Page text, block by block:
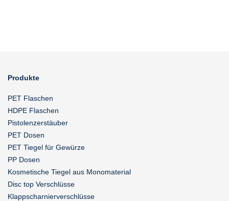
Produkte
PET Flaschen
HDPE Flaschen
Pistolenzerstäuber
PET Dosen
PET Tiegel für Gewürze
PP Dosen
Kosmetische Tiegel aus Monomaterial
Disc top Verschlüsse
Klappscharnierverschlüsse